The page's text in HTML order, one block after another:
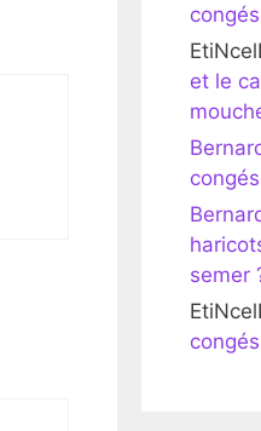
congés
et le
congés
semer
congés